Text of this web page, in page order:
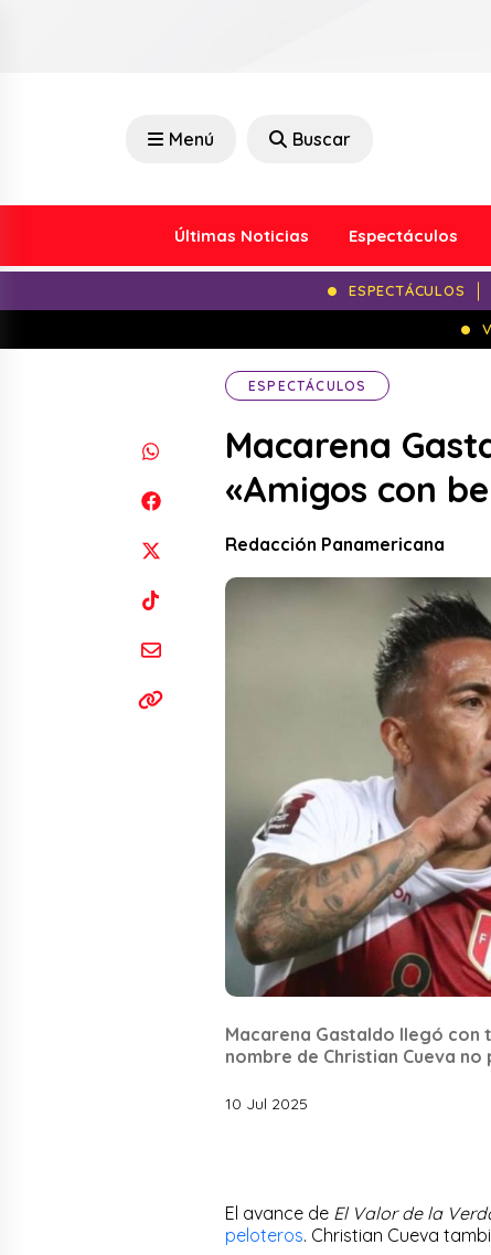
Menú Buscar
Últimas Noticias Espectáculos
ESPECTÁCULOS
ESPECTÁCULOS
Macarena
«Amigos con
Redacción Panamericana
Macarena Gastaldo llegó con
nombre de Christian Cueva
10 Jul 2025
El avance de El Valor de la
peloteros. Christian Cueva